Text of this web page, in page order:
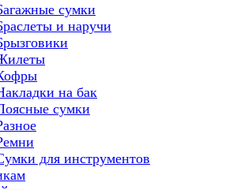
сумки
и наручи
на бак
сумки
для инструментов